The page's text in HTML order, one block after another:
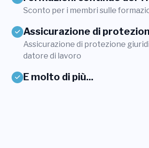
Sconto per i membri sulle
Assicurazione di
Assicurazione di protezione
datore di lavoro
E molto di più...